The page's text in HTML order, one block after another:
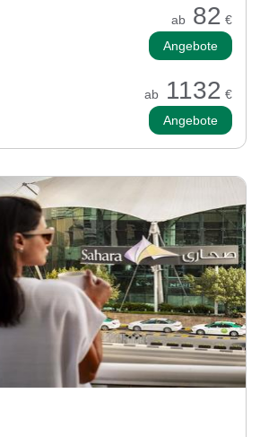
ab 82 €
Angebote
ab 1132 €
Angebote